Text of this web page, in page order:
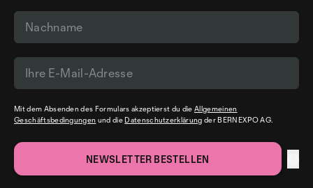
Mit dem Absenden des Formulars akzeptierst du dieAllgemeinen
Geschäftsbedingungen und die Datenschutzerklärung der BERNEXPO AG.